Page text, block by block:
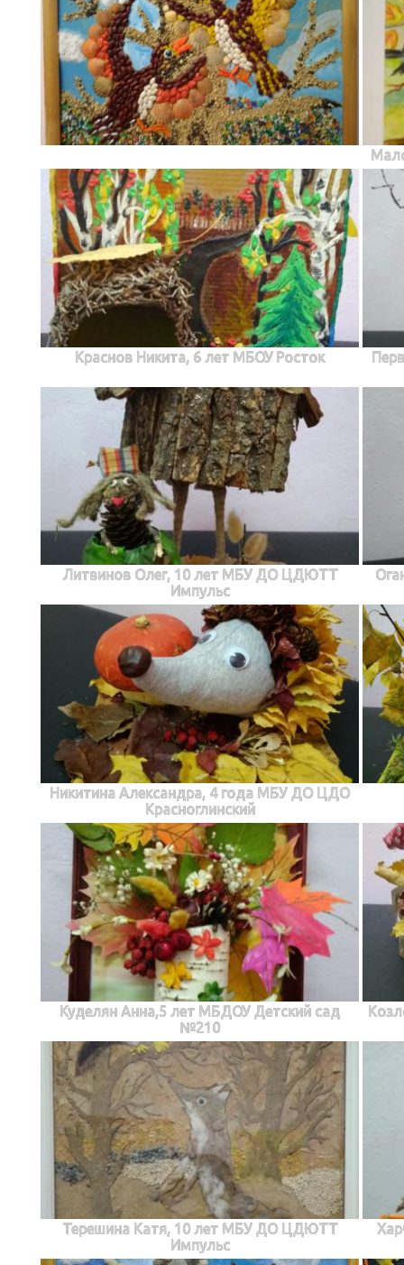
Краснов Никита, 6 лет МБОУ Росток
Литвинов Олег, 10 лет МБУ ДО ЦДЮТТ
Импульс
Никитина Александра, 4 года МБУ ДО ЦДО
Красноглинский
Куделян Анна,5 лет МБДОУ Детский сад
№210
Терешина Катя, 10 лет МБУ ДО ЦДЮТТ
Импульс